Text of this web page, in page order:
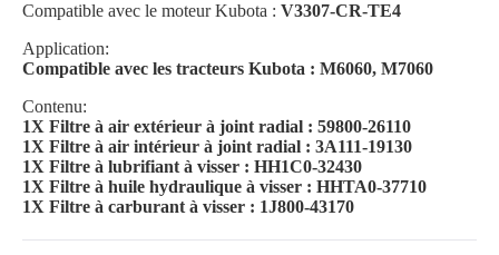
Compatible avec le moteur Kubota : V3307-CR-TE4
Application:
Compatible avec les tracteurs Kubota : M6060, M7060
Contenu:
1X Filtre à air extérieur à joint radial : 59800-26110
1X Filtre à air intérieur à joint radial : 3A111-19130
1X Filtre à lubrifiant à visser : HH1C0-32430
1X Filtre à huile hydraulique à visser : HHTA0-37710
1X Filtre à carburant à visser : 1J800-43170